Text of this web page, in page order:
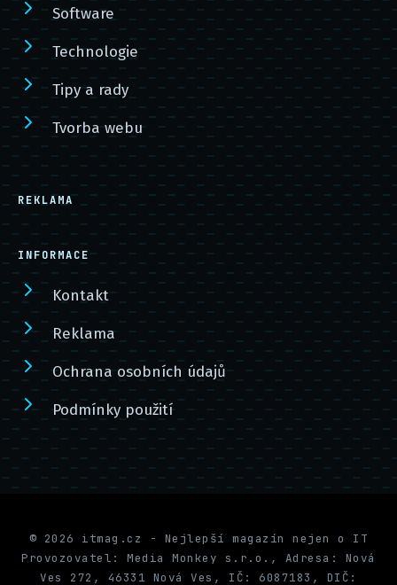
Software
Technologie
Tipy a rady
Tvorba webu
REKLAMA
INFORMACE
Kontakt
Reklama
Ochrana osobních údajů
Podmínky použití
© 2026 itmag.cz - Nejlepší magazín nejen o IT
Provozovatel: Media Monkey s.r.o., Adresa: Nová
Ves 272, 46331 Nová Ves, IČ: 6087183, DIČ: